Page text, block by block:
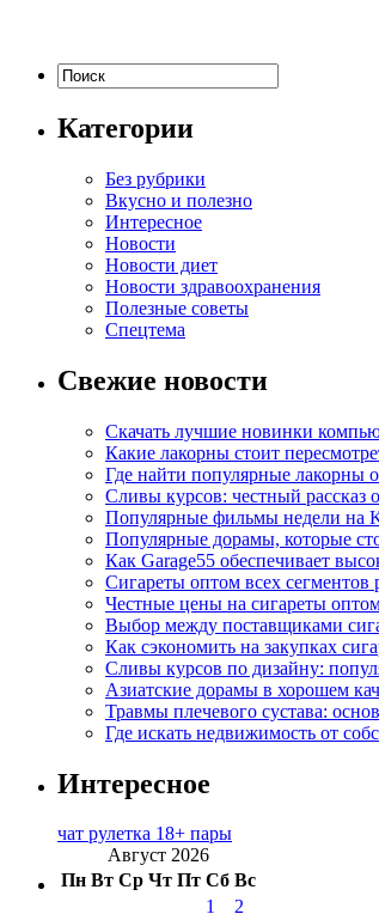
Категории
Без рубрики
Вкусно и полезно
Интересное
Новости
Новости диет
Новости здравоохранения
Полезные советы
Спецтема
Свежие новости
Скачать лучшие новинки
Какие лакорны стоит
Где найти популярные лакорны
Сливы курсов: честный рассказ
Популярные фильмы недели на
Популярные дорамы, которые
Как Garage55 обеспечивает
Сигареты оптом всех сегментов
Честные цены на сигареты
Выбор между поставщиками
Как сэкономить на закупках
Сливы курсов по дизайну:
Азиатские дорамы в хорошем
Травмы плечевого сустава:
Где искать недвижимость от
Интересное
чат рулетка 18+ пары
Август 2026
Пн Вт Ср Чт Пт Сб Вс
1
2